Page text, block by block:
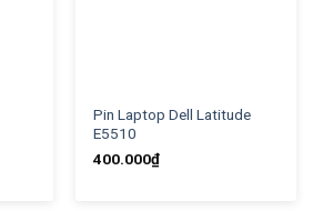
Pin Laptop Dell Latitude
E5510
400.000₫